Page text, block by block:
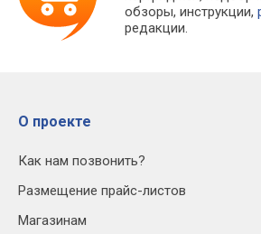
обзоры, инструкции,
редакции.
О проекте
Как нам позвонить?
Размещение прайс-листов
Магазинам